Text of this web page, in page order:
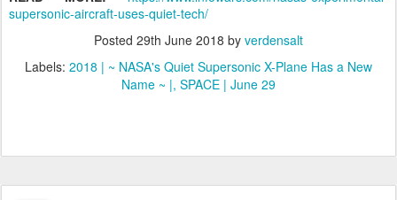
supersonic-aircraft-uses-quiet-tech/
Posted 29th June 2018 by verdensalt
Labels: 2018 | ~ NASA's Quiet Supersonic X-Plane Has a New
Name ~ | SPACE | June 29